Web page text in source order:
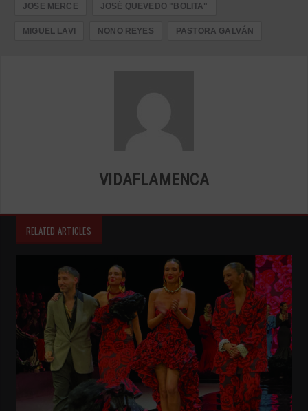
JOSE MERCE JOSÉ QUEVEDO "BOLITA"
MIGUEL LAVI NONO REYES PASTORA GALVÁN
VIDAFLAMENCA
RELATED ARTICLES